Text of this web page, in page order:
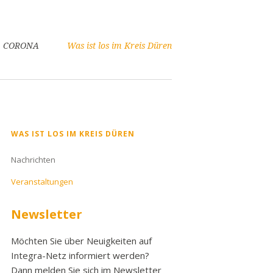
CORONA Was ist los im Kreis Düren
Navigation
WAS IST LOS IM KREIS DÜREN
Nachrichten
Veranstaltungen
Newsletter
Möchten Sie über Neuigkeiten auf
Integra-Netz informiert werden?
Dann melden Sie sich im Newsletter